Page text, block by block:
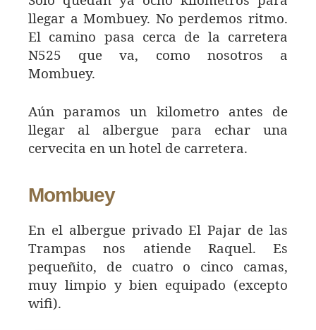
llegar a Mombuey. No perdemos ritmo.
El camino pasa cerca de la carretera
N525 que va, como nosotros a
Mombuey.
Aún paramos un kilometro antes de
llegar al albergue para echar una
cervecita en un hotel de carretera.
Mombuey
En el albergue privado El Pajar de las
Trampas nos atiende Raquel. Es
pequeñito, de cuatro o cinco camas,
muy limpio y bien equipado (excepto
wifi).